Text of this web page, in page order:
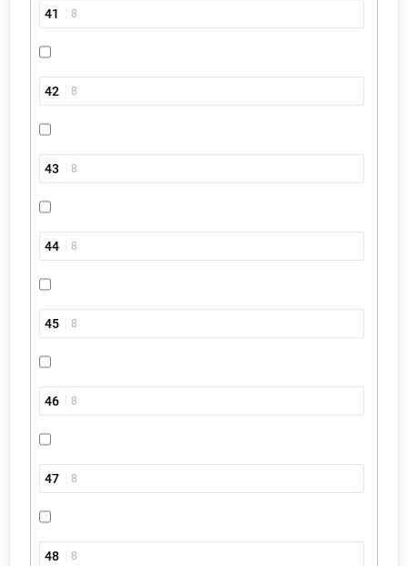
41 8
42 8
43 8
44 8
45 8
46 8
47 8
48 8